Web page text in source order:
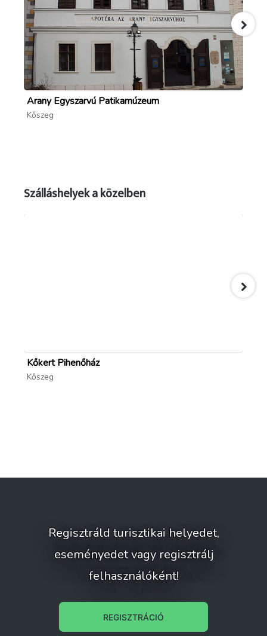
Arany Egyszarvú Patikamúzeum
Kőszeg
Szálláshelyek a közelben
Kőkert Pihenőház
Kőszeg
Regisztráld turisztikai helyedet,
eseményedet vagy regisztrálj
felhasználóként!
REGISZTRÁCIÓ